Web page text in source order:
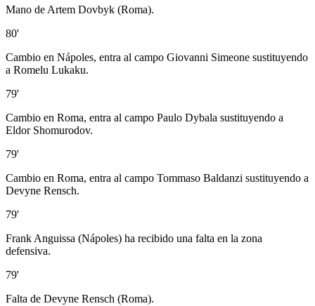
Mano de Artem Dovbyk (Roma).
80'
Cambio en Nápoles, entra al campo Giovanni Simeone sustituyendo
a Romelu Lukaku.
79'
Cambio en Roma, entra al campo Paulo Dybala sustituyendo a
Eldor Shomurodov.
79'
Cambio en Roma, entra al campo Tommaso Baldanzi sustituyendo a
Devyne Rensch.
79'
Frank Anguissa (Nápoles) ha recibido una falta en la zona
defensiva.
79'
Falta de Devyne Rensch (Roma).